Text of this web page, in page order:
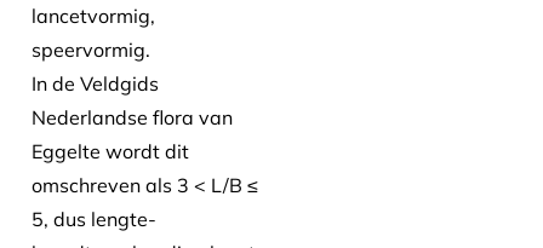
lancetvormig,
speervormig.
In de Veldgids
Nederlandse flora van
Eggelte wordt dit
omschreven als 3 < L/B ≤
5, dus lengte-